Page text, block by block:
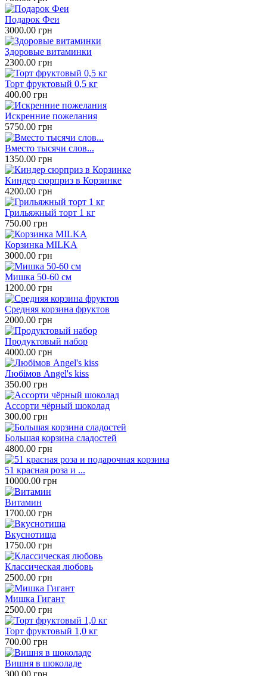
Подарок Феи
3000.00 грн
Здоровые витаминки
2300.00 грн
Торт фруктовый 0,5 кг
400.00 грн
Искренние пожелания
5750.00 грн
Вместо тысячи слов...
1350.00 грн
Киндер сюрприз в Корзинке
4200.00 грн
Грильяжный торт 1 кг
750.00 грн
Корзинка MILKA
3000.00 грн
Мишка 50-60 см
1200.00 грн
Средняя корзина фруктов
2000.00 грн
Продуктовый набор
4000.00 грн
Любімов Angel's kiss
350.00 грн
Ассорти чёрный шоколад
300.00 грн
Большая корзина сладостей
4800.00 грн
51 красная роза и ...
10000.00 грн
Витамин
1700.00 грн
Вкуснотища
1750.00 грн
Классическая любовь
2500.00 грн
Мишка Гигант
2500.00 грн
Торт фруктовый 1,0 кг
700.00 грн
Вишня в шоколаде
300.00 грн